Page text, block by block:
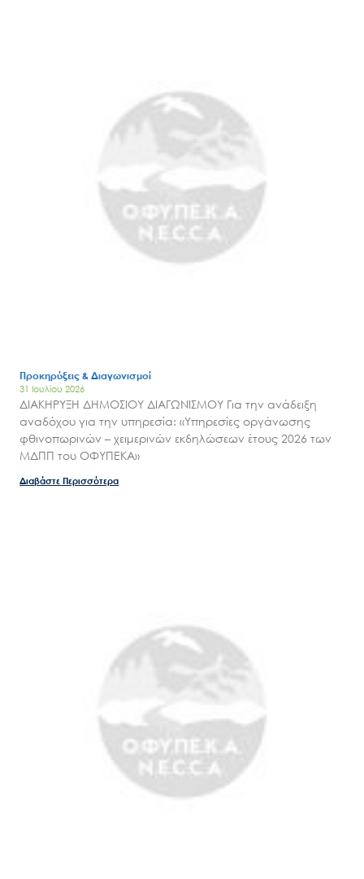
Search
for:
Επικοινωνία
Προκηρύξεις & Διαγωνισμοί
31 Ιουλίου 2026
ΔΙΑΚΗΡΥΞΗ ΔΗΜΟΣΙΟΥ ΔΙΑΓΩΝΙΣΜΟΥ Για την ανάδειξη
αναδόχου για την υπηρεσία: «Υπηρεσίες οργάνωσης
φθινοπωρινών – χειμερινών εκδηλώσεων έτους 2026 των
ΜΔΠΠ του ΟΦΥΠΕΚΑ»
Διαβάστε Περισσότερα